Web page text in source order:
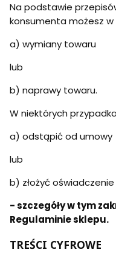
Na podstawie
konsumenta możesz
a) wymiany towaru
lub
b) naprawy towaru.
W niektórych
a) odstąpić od umowy
lub
b) złożyć
- szczegóły w tym
Regulaminie sklepu.
TREŚCI CYFROWE